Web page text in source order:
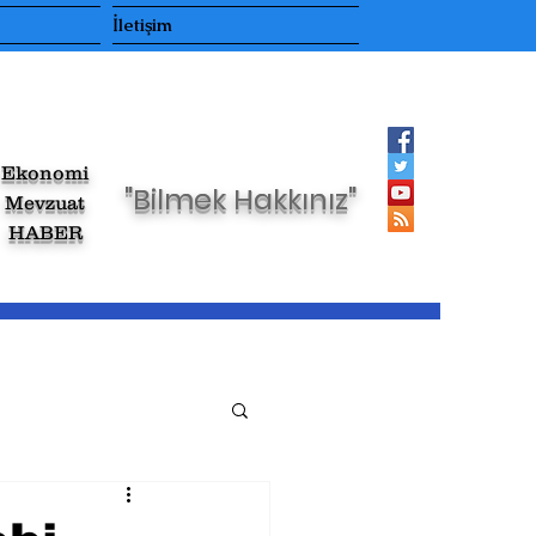
İletişim
Ekonomi
Mevzuat
HABER
"Bilmek Hakkınız"